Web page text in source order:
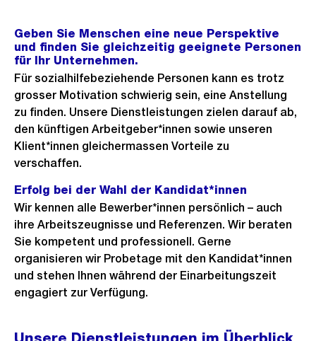
Geben Sie Menschen eine neue Perspektive
und finden Sie gleichzeitig geeignete Personen
für Ihr Unternehmen.
Für sozialhilfebeziehende Personen kann es trotz
grosser Motivation schwierig sein, eine Anstellung
zu finden. Unsere Dienstleistungen zielen darauf ab,
den künftigen Arbeitgeber*innen sowie unseren
Klient*innen gleichermassen Vorteile zu
verschaffen.
Erfolg bei der Wahl der Kandidat*innen
Wir kennen alle Bewerber*innen persönlich – auch
ihre Arbeitszeugnisse und Referenzen. Wir beraten
Sie kompetent und professionell. Gerne
organisieren wir Probetage mit den Kandidat*innen
und stehen Ihnen während der Einarbeitungszeit
engagiert zur Verfügung.